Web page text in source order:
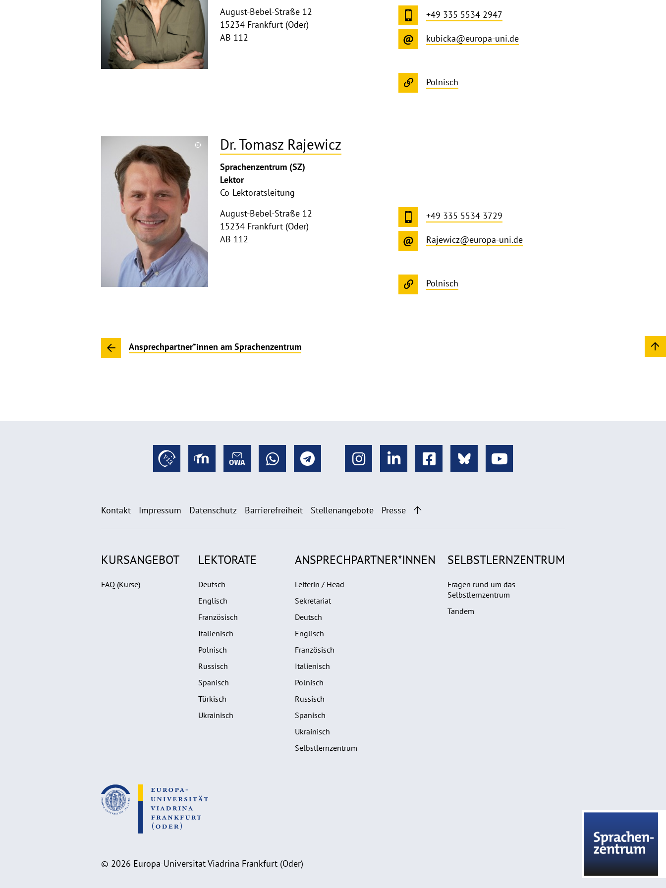
August-Bebel-Straße 12
15234 Frankfurt (Oder)
AB 112
+49 335 5534 2947
kubicka@europa-uni.de
Polnisch
©
Copyrighthinweis
aufklappen
Dr. Tomasz Rajewicz
Sprachenzentrum (SZ)
Lektor
Co-Lektoratsleitung
August-Bebel-Straße 12
15234 Frankfurt (Oder)
AB 112
+49 335 5534 3729
Rajewicz@europa-uni.de
Polnisch
Ansprechpartner*innen am Sprachenzentrum
Kontakt Impressum Datenschutz Barrierefreiheit Stellenangebote Presse
KURSANGEBOT
FAQ (Kurse)
LEKTORATE
Deutsch
Englisch
Französisch
Italienisch
Polnisch
Russisch
Spanisch
Türkisch
Ukrainisch
ANSPRECHPARTNER*INNEN
Leiterin / Head
Sekretariat
Deutsch
Englisch
Französisch
Italienisch
Polnisch
Russisch
Spanisch
Ukrainisch
Selbstlernzentrum
SELBSTLERNZENTRUM
Fragen rund um das
Selbstlernzentrum
Tandem
© 2026 Europa-Universität Viadrina Frankfurt (Oder)